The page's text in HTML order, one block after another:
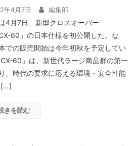
年4月7日 編集部
4月7日、新型クロスオーバー
60」の日本仕様を初公開した。な
での販売開始は今年初秋を予定してい
60」は、新世代ラージ商品群の第一
、時代の要求に応える環境・安全性能
[…]
きを読む